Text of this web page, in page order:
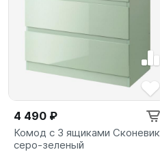
4 490 ₽
Комод с 3 ящиками Сконевик
серо-зеленый